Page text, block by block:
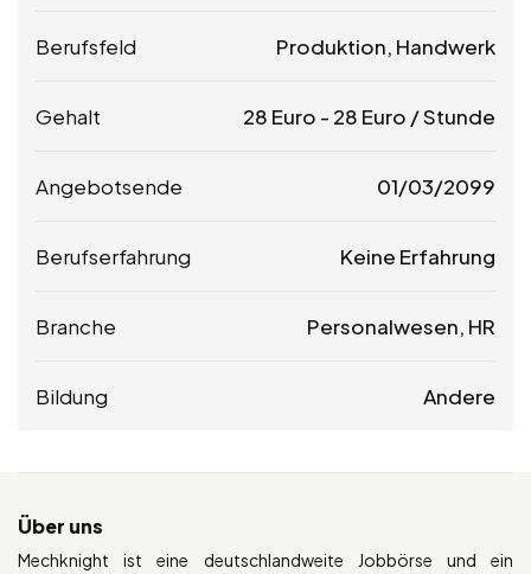
Berufsfeld Produktion, Handwerk
Gehalt 28 Euro - 28 Euro / Stunde
Angebotsende 01/03/2099
Berufserfahrung Keine Erfahrung
Branche Personalwesen, HR
Bildung Andere
Über uns
Mechknight ist eine deutschlandweite Jobbörse und ein